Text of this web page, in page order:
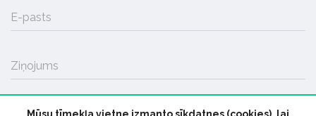
E-pasts
Ziņojums